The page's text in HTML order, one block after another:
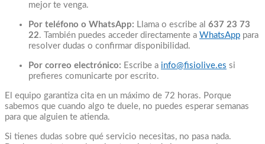
mejor te venga.
Por teléfono o WhatsApp: Llama o escribe al 637 23 73
22. También puedes acceder directamente a WhatsApp para
resolver dudas o confirmar disponibilidad.
Por correo electrónico: Escribe a info@fisiolive.es si
prefieres comunicarte por escrito.
El equipo garantiza cita en un máximo de 72 horas. Porque
sabemos que cuando algo te duele, no puedes esperar semanas
para que alguien te atienda.
Si tienes dudas sobre qué servicio necesitas, no pasa nada.